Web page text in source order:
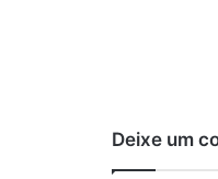
Deixe um